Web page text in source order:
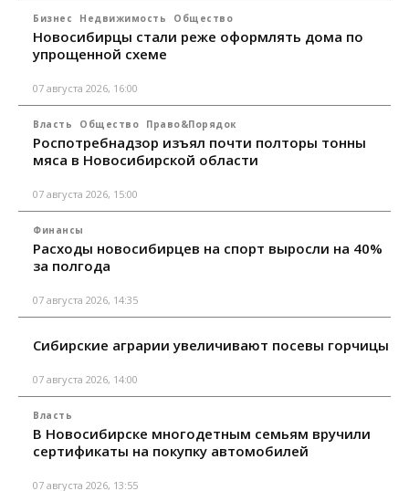
Бизнес Недвижимость Общество
Новосибирцы стали реже оформлять дома по
упрощенной схеме
07 августа 2026, 16:00
Власть Общество Право&Порядок
Роспотребнадзор изъял почти полторы тонны
мяса в Новосибирской области
07 августа 2026, 15:00
Финансы
Расходы новосибирцев на спорт выросли на 40%
за полгода
07 августа 2026, 14:35
Сибирские аграрии увеличивают посевы горчицы
07 августа 2026, 14:00
Власть
В Новосибирске многодетным семьям вручили
сертификаты на покупку автомобилей
07 августа 2026, 13:55